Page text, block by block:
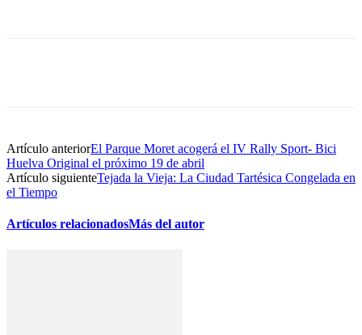
Artículo anteriorEl Parque Moret acogerá el IV Rally Sport- Bici
Huelva Original el próximo 19 de abril
Artículo siguienteTejada la Vieja: La Ciudad Tartésica Congelada en
el Tiempo
Artículos relacionadosMás del autor